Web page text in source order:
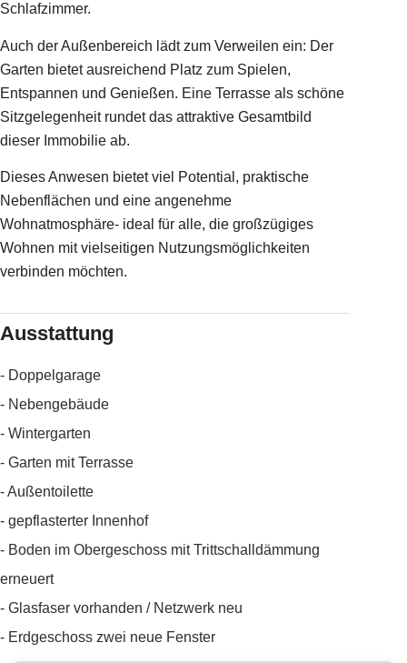
Schlafzimmer.
Auch der Außenbereich lädt zum Verweilen ein: Der
Garten bietet ausreichend Platz zum Spielen,
Entspannen und Genießen. Eine Terrasse als schöne
Sitzgelegenheit rundet das attraktive Gesamtbild
dieser Immobilie ab.
Dieses Anwesen bietet viel Potential, praktische
Nebenflächen und eine angenehme
Wohnatmosphäre- ideal für alle, die großzügiges
Wohnen mit vielseitigen Nutzungsmöglichkeiten
verbinden möchten.
Ausstattung
- Doppelgarage
- Nebengebäude
- Wintergarten
- Garten mit Terrasse
- Außentoilette
- gepflasterter Innenhof
- Boden im Obergeschoss mit Trittschalldämmung
erneuert
- Glasfaser vorhanden / Netzwerk neu
- Erdgeschoss zwei neue Fenster